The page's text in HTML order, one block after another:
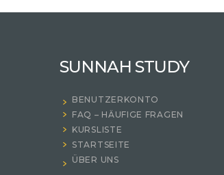
SUNNAH STUDY
BENUTZERKONTO
FAQ – HÄUFIGE FRAGEN
KURSLISTE
STARTSEITE
ÜBER UNS